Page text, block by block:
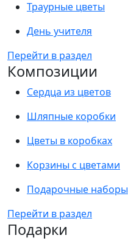
Траурные цветы
День учителя
Перейти в раздел
Композиции
Сердца из цветов
Шляпные коробки
Цветы в коробках
Корзины с цветами
Подарочные наборы
Перейти в раздел
Подарки